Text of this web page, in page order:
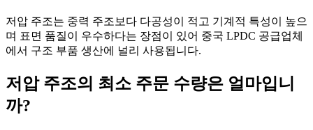
저압 주조는 중력 주조보다 다공성이 적고 기계적 특성이 높으
며 표면 품질이 우수하다는 장점이 있어 중국 LPDC 공급업체
에서 구조 부품 생산에 널리 사용됩니다.
저압 주조의 최소 주문 수량은 얼마입니
까?